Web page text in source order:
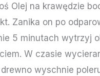
Olej na krawędzie
Zanika on po
5 minutach
W czasie
wyschnie